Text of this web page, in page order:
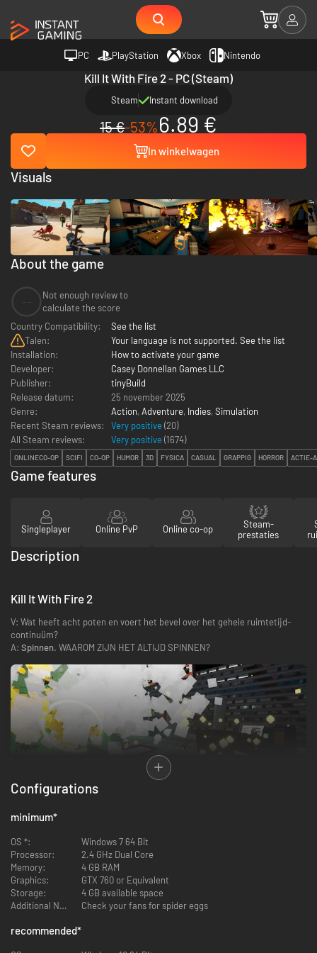
PC PlayStation Xbox Nintendo
Kill It With Fire 2 - PC (Steam)
Steam Instant download
15 €-53%6.89 €
In winkelwagen
About the game
Not enough review to
calculate the score
Country Compatibility:
See the list
Talen:
Your language is not supported. See the list
Installation:
How to activate your game
Developer:
Casey Donnellan Games LLC
Publisher:
tinyBuild
Release datum:
25 november 2025
Genre:
Action, Adventure, Indies, Simulation
Recent Steam reviews:
Very positive (20)
All Steam reviews:
Very positive (1674)
ONLINECO-OP SCIFI CO-OP HUMOR 3D FYSICA CASUAL GRAPPIG HORROR ACTIE-
Visuals
Game features
Singleplayer Online PvP Online co-op
Steam-
prestaties
Description
Kill It With Fire 2
V: Wat heeft acht poten en voert het bevel over het gehele ruimtetijd-
continuüm?
A: Spinnen. WAAROM ZIJN HET ALTIJD SPINNEN?
Het enige goede aan spinnen was dat je er niet veel mee te maken had
zodra je de Aarde verliet. Nu hebben ze het HELE multiversum
geïnfecteerd.
Maar waar spinnen zijn, zijn er ook mensen die zijn voorbestemd om ze te
bestrijden: de Exterminators. Dat ben jij, trouwens. Dus doe je gordel om,
haal diep adem en duik rechtstreeks in een van deze interdimensionale
Daarvoor betalen we je! Je wordt toch betaald?
Configurations
minimum*
OS *:
Windows 7 64 Bit
Processor:
2.4 GHz Dual Core
Memory:
4 GB RAM
Graphics:
GTX 760 or Equivalent
Storage:
4 GB available space
Additional Notes:
Check your fans for spider eggs
recommended*